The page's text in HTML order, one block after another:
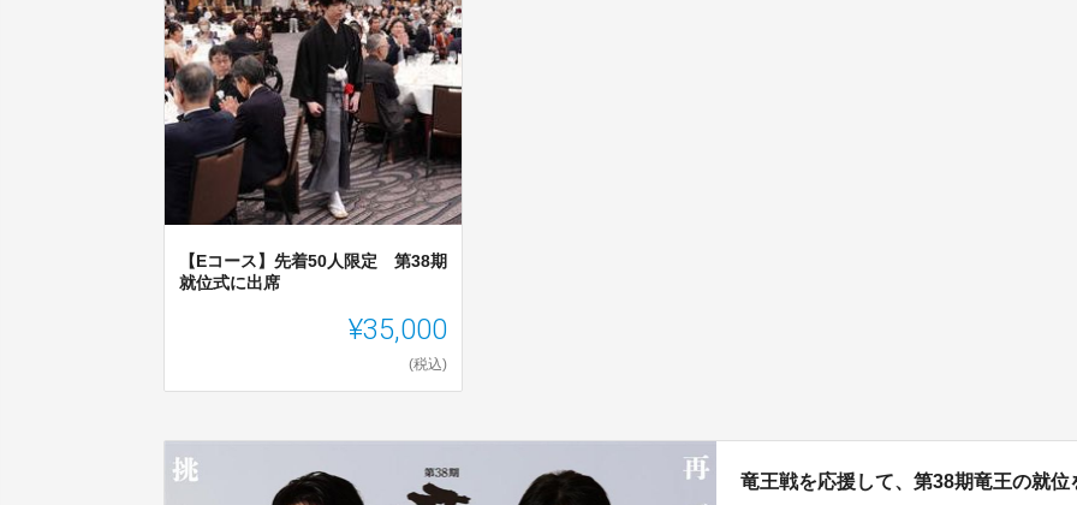
【Eコース】先着50人限定 第38期
就位式に出席
¥35,000
(税込)
竜王戦を応援して、第38期竜王の就位